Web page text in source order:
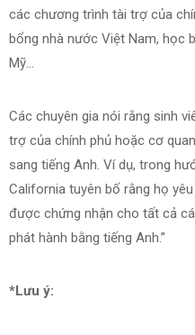
các chương trình tài trợ của
bổng nhà nước Việt Nam, học
Mỹ…
Các chuyên gia nói rằng sinh
trợ của chính phủ hoặc cơ
sang tiếng Anh. Ví dụ, trong
California tuyên bố rằng họ
được chứng nhận cho tất cả
phát hành bằng tiếng Anh.”
*Lưu ý: